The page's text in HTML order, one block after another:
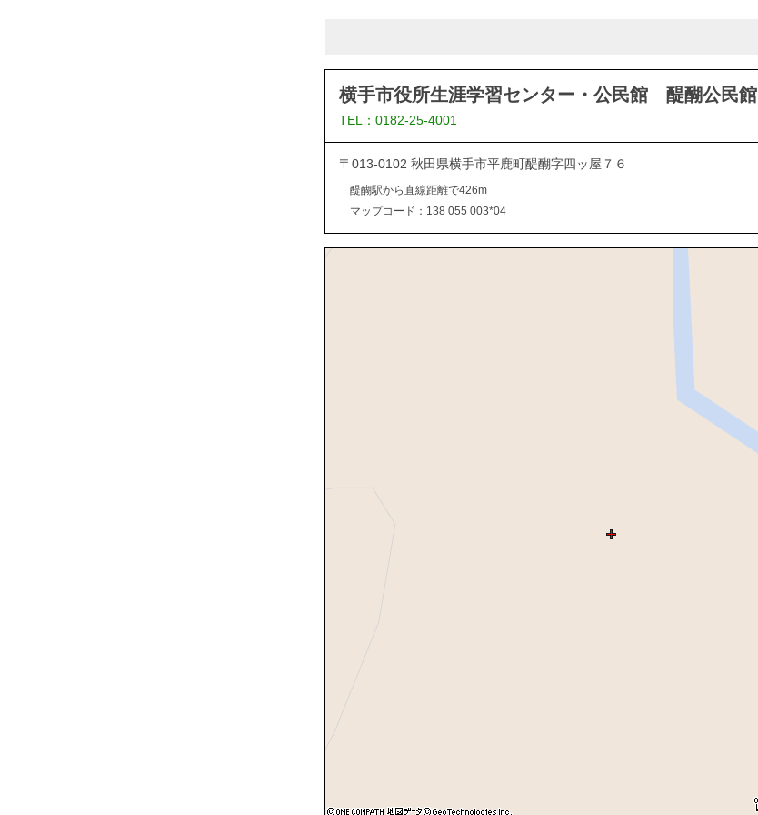
横手市役所生涯学習センター・公民館 醍醐公民館
TEL：0182-25-4001
〒013-0102 秋田県横手市平鹿町醍醐字四ッ屋７６
醍醐駅から直線距離で426m
マップコード：138 055 003*04